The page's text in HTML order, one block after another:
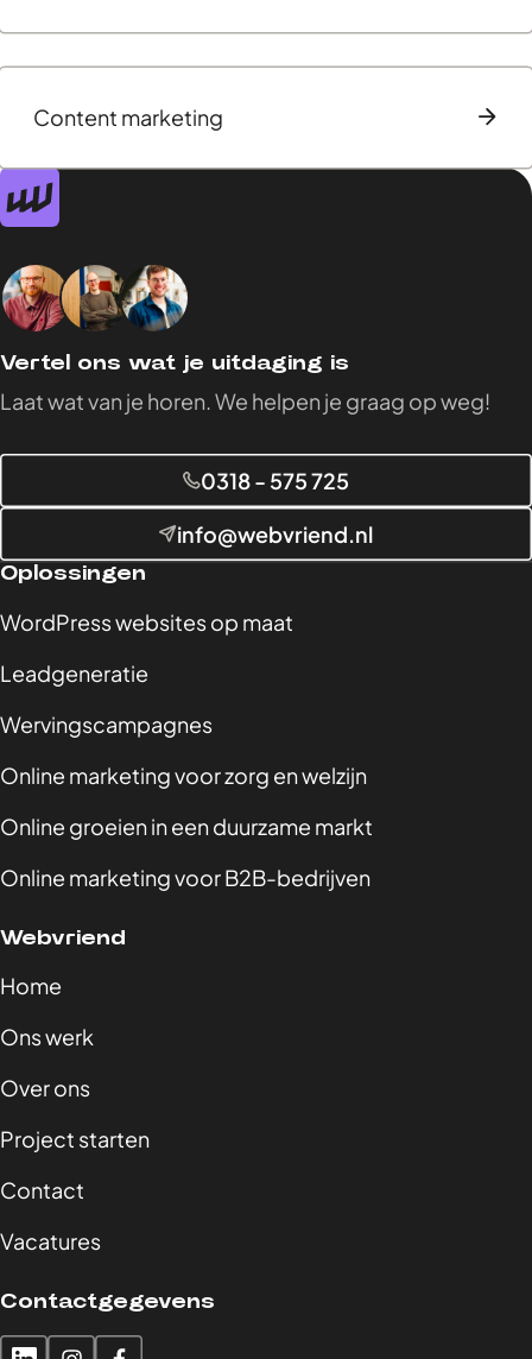
Content marketing
Vertel ons wat je uitdaging is
Laat wat van je horen. We helpen je graag op weg!
0318 - 575 725
info@webvriend.nl
Oplossingen
WordPress websites op maat
Leadgeneratie
Wervingscampagnes
Online marketing voor zorg en welzijn
Online groeien in een duurzame markt
Online marketing voor B2B-bedrijven
Webvriend
Home
Ons werk
Over ons
Project starten
Contact
Vacatures
Contactgegevens